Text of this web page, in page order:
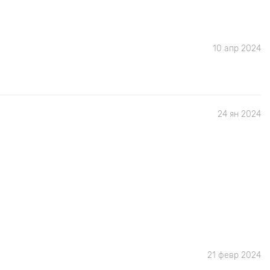
10 апр 2024
24 ян 2024
21 февр 2024